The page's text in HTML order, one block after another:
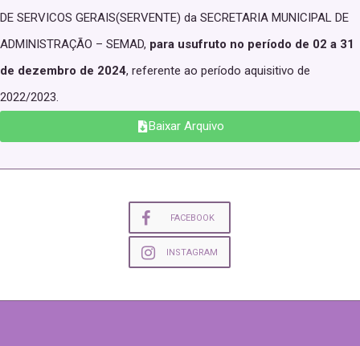
DE SERVICOS GERAIS(SERVENTE) da SECRETARIA MUNICIPAL DE
ADMINISTRAÇÃO – SEMAD, para usufruto no período de 02 a 31
de dezembro de 2024, referente ao período aquisitivo de
2022/2023.
Baixar Arquivo
FACEBOOK
INSTAGRAM